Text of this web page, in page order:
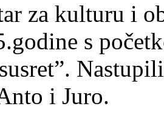
za kulturu i
s
i Juro.